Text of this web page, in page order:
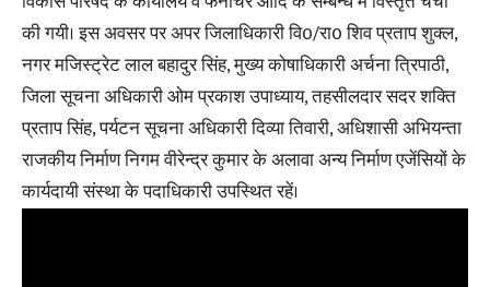
की गयी। इस अवसर पर अपर जिलाधिकारी वि0/रा0 शिव प्रताप शुक्ल,
नगर मजिस्ट्रेट लाल बहादुर सिंह, मुख्य कोषाधिकारी अर्चना त्रिपाठी,
जिला सूचना अधिकारी ओम प्रकाश उपाध्याय, तहसीलदार सदर शक्ति
प्रताप सिंह, पर्यटन सूचना अधिकारी दिव्या तिवारी, अधिशासी अभियन्ता
राजकीय निर्माण निगम वीरेन्द्र कुमार के अलावा अन्य निर्माण एजेंसियों के
कार्यदायी संस्था के पदाधिकारी उपस्थित रहें।